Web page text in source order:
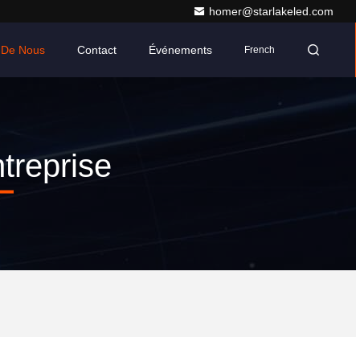
homer@starlakeled.com
Nous Contact Événements French